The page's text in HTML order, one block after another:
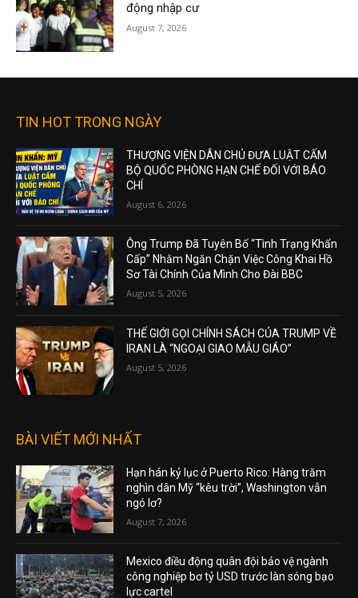
động nhập cư
August 7, 2026
TIN HOT TRONG NGÀY
THƯỢNG VIỆN DÂN CHỦ ĐƯA LUẬT CẤM
BỘ QUỐC PHÒNG HẠN CHẾ ĐỐI VỚI BÁO
CHÍ
August 6, 2026
Ông Trump Đã Tuyên Bố “Tình Trạng Khẩn
Cấp” Nhằm Ngăn Chặn Việc Công Khai Hồ
Sơ Tài Chính Của Mình Cho Đài BBC
August 5, 2026
THẾ GIỚI GỌI CHÍNH SÁCH CỦA TRUMP VỀ
IRAN LÀ “NGOẠI GIAO MẪU GIÁO”
August 5, 2026
BÀI VIẾT MỚI NHẤT
Hạn hán kỷ lục ở Puerto Rico: Hàng trăm
nghìn dân Mỹ “kêu trời”, Washington vẫn
ngó lơ?
August 7, 2026
Mexico điều động quân đội bảo vệ ngành
công nghiệp bơ tỷ USD trước làn sóng bạo
lực cartel